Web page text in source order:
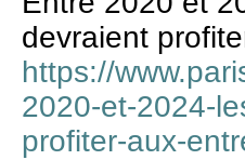
devraient
https://
2020-et-2024-
profiter-aux-